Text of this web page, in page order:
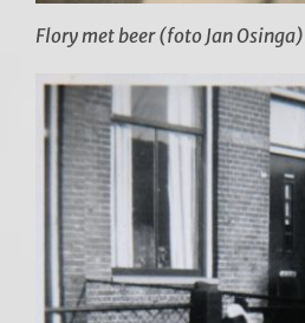
Flory met beer (foto Jan Osinga)